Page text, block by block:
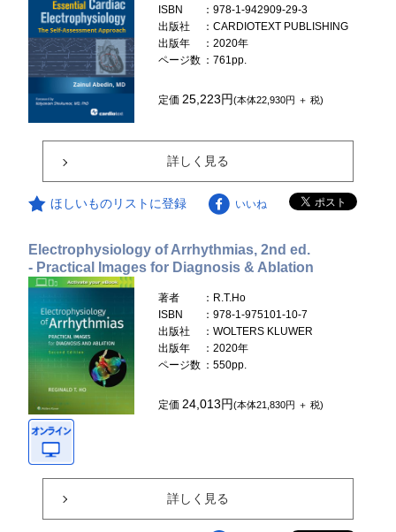
ISBN
：978-1-942909-29-3
出版社
：CARDIOTEXT PUBLISHING
出版年
：2020年
ページ数 ：761pp.
定価 25,223円(本体22,930円 ＋ 税)
詳しく見る
ほしいものリストに登録 いいね
Electrophysiology of Arrhythmias, 2nd ed.
- Practical Images for Diagnosis & Ablation
著者
：R.T.Ho
ISBN
：978-1-975101-10-7
出版社
：WOLTERS KLUWER
出版年
：2020年
ページ数 ：550pp.
定価24,013円(本体21,830円 ＋ 税)
詳しく見る